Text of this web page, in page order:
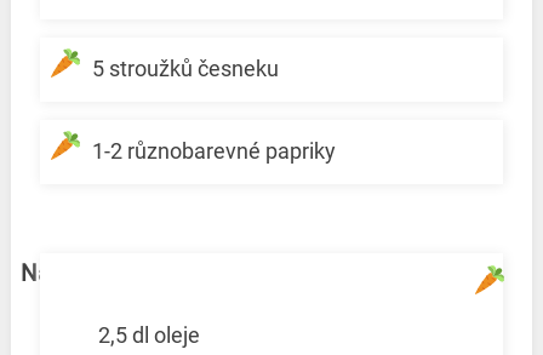
5 stroužků česneku
1-2 různobarevné papriky
Nálev:
2,5 dl oleje